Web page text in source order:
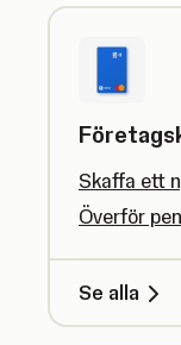
Skaffa ett
Överför
Se alla